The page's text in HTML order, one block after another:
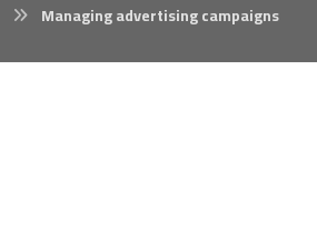
Managing advertising campaigns